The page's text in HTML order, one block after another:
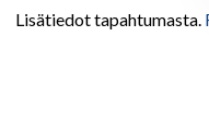
Lisätiedot tapahtumasta.